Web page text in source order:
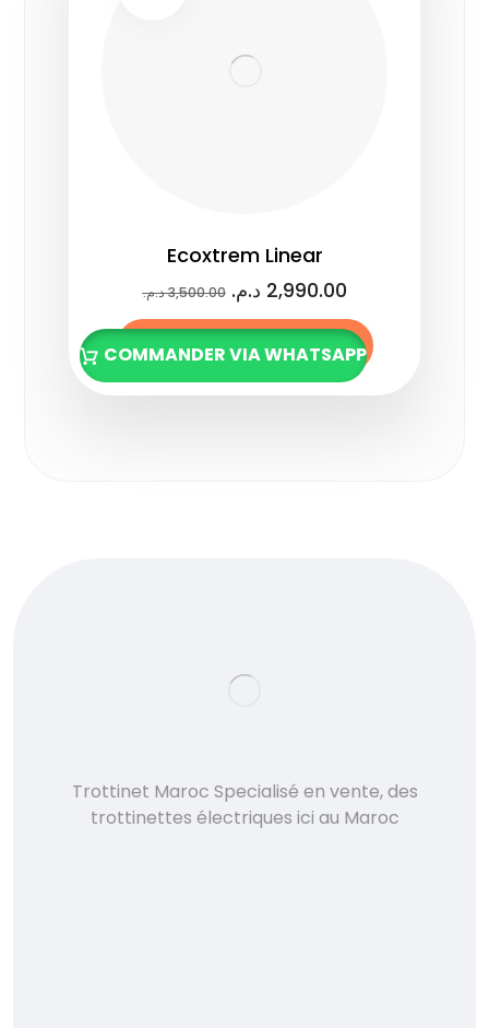
Ecoxtrem Linear
3,500.00د.م. 2,990.00 د.م.
Ajouter au panier
COMMANDER VIA WHATSAPP
Trottinet Maroc Specialisé en vente, des
trottinettes électriques ici au Maroc